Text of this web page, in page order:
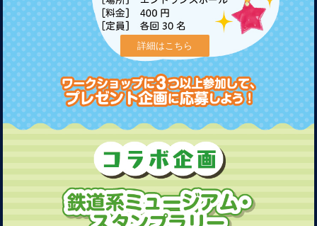
詳細はこちら